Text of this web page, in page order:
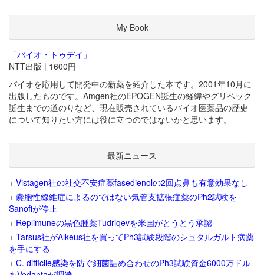
My Book
「バイオ・トゥデイ」
NTT出版 | 1600円
バイオを応用して開発中の新薬を紹介した本です。2001年10月に
出版したものです。Amgen社のEPOGEN誕生の経緯やグリベック
誕生までの道のりなど、現在販売されているバイオ医薬品の歴史
について知りたい方には役に立つのではないかと思います。
最新ニュース
+ Vistagen社の社交不安症薬fasedienolの2回点鼻も有意効果なし
+ 嚢胞性線維症によるのではない気管支拡張症薬のPh2試験を
Sanofiが停止
+ Replimuneの黒色腫薬Tudriqevを米国がとうとう承認
+ Tarsus社がAlkeus社を買ってPh3試験段階のシュタルガルト病薬
を手にする
+ C. difficile感染を防ぐ細菌詰め合わせのPh3試験資金6000万ドル